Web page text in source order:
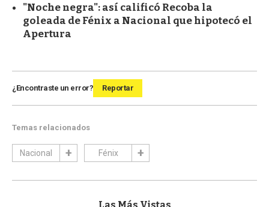
"Noche negra": así calificó Recoba la
goleada de Fénix a Nacional que hipotecó el
Apertura
¿Encontraste un error? Reportar
Temas relacionados
Nacional Fénix